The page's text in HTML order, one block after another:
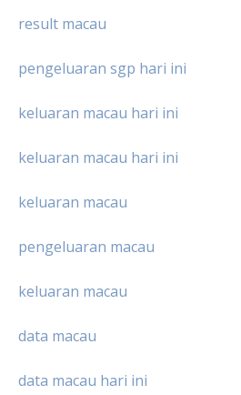
result macau
pengeluaran sgp hari ini
keluaran macau hari ini
keluaran macau hari ini
keluaran macau
pengeluaran macau
keluaran macau
data macau
data macau hari ini